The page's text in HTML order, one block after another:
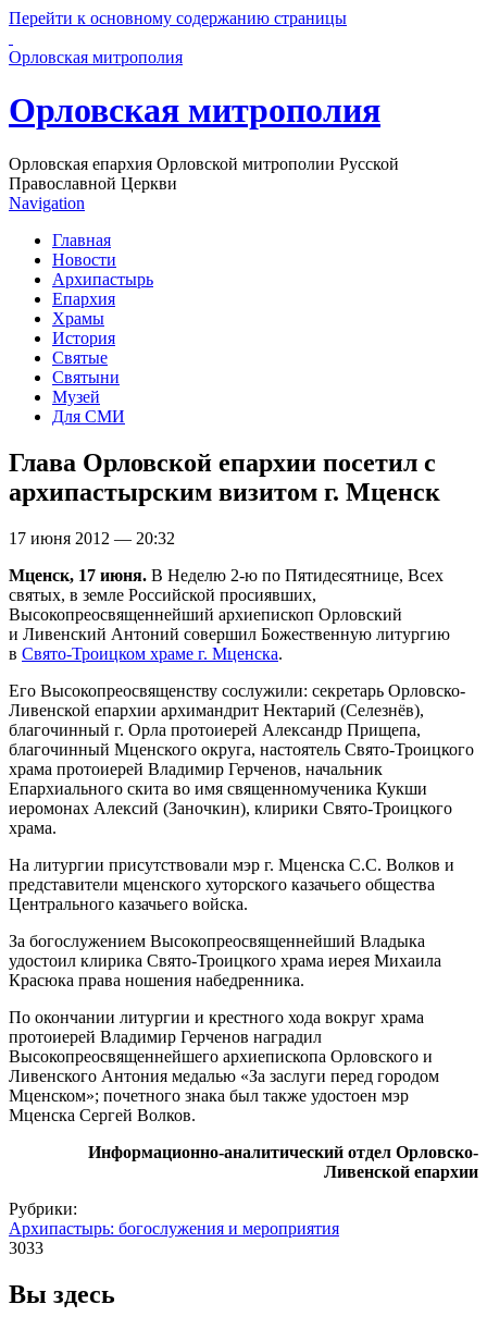
Перейти к основному содержанию страницы
Орловская митрополия
Орловская митрополия
Орловская епархия Орловской митрополии Русской
Православной Церкви
Navigation
Главная
Новости
Архипастырь
Епархия
Храмы
История
Святые
Святыни
Музей
Для СМИ
Глава Орловской епархии посетил с
архипастырским визитом г. Мценск
17 июня 2012 — 20:32
Мценск, 17 июня. В Неделю 2-ю по Пятидесятнице, Всех
святых, в земле Российской просиявших,
Высокопреосвященнейший архиепископ Орловский
и Ливенский Антоний совершил Божественную литургию
в Свято-Троицком храме г. Мценска.
Его Высокопреосвященству сослужили: секретарь Орловско-
Ливенской епархии архимандрит Нектарий (Селезнёв),
благочинный г. Орла протоиерей Александр Прищепа,
благочинный Мценского округа, настоятель Свято-Троицкого
храма протоиерей Владимир Герченов, начальник
Епархиального скита во имя священномученика Кукши
иеромонах Алексий (Заночкин), клирики Свято-Троицкого
храма.
На литургии присутствовали мэр г. Мценска С.С. Волков и
представители мценского хуторского казачьего общества
Центрального казачьего войска.
За богослужением Высокопреосвященнейший Владыка
удостоил клирика Свято-Троицкого храма иерея Михаила
Красюка права ношения набедренника.
По окончании литургии и крестного хода вокруг храма
протоиерей Владимир Герченов наградил
Высокопреосвященнейшего архиепископа Орловского и
Ливенского Антония медалью «За заслуги перед городом
Мценском»; почетного знака был также удостоен мэр
Мценска Сергей Волков.
Информационно-аналитический отдел Орловско-
Ливенской епархии
Рубрики:
Архипастырь: богослужения и мероприятия
3033
Вы здесь